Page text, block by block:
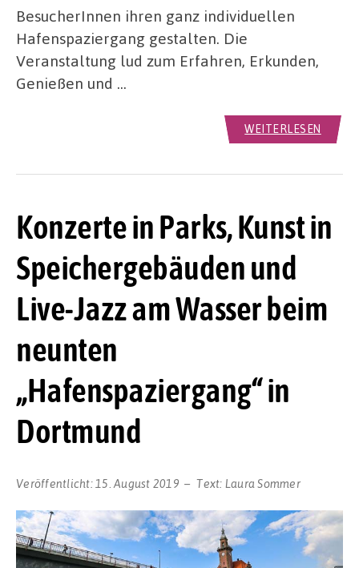
BesucherInnen ihren ganz individuellen
Hafenspaziergang gestalten. Die
Veranstaltung lud zum Erfahren, Erkunden,
Genießen und …
WEITERLESEN
Konzerte in Parks, Kunst in
Speichergebäuden und
Live-Jazz am Wasser beim
neunten
„Hafenspaziergang“ in
Dortmund
Veröffentlicht: 15. August 2019 Text: Laura Sommer